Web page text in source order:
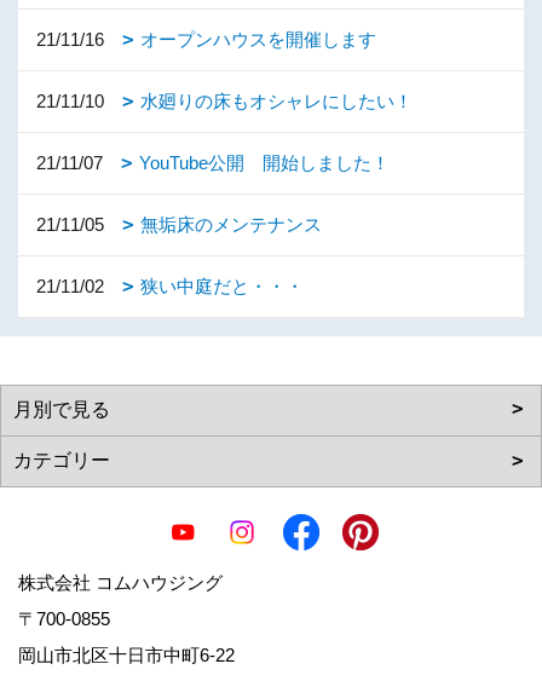
21/11/16 オープンハウスを開催します
21/11/10 水廻りの床もオシャレにしたい！
21/11/07 YouTube公開 開始しました！
21/11/05 無垢床のメンテナンス
21/11/02 狭い中庭だと・・・
株式会社 コムハウジング
〒700-0855
岡山市北区十日市中町6-22